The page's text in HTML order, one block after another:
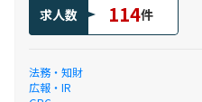
求人数 114件
法務・知財
広報・IR